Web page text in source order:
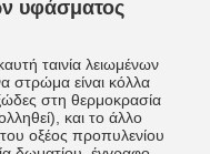
υφάσματος
ταινία λειωμένων
στρώμα είναι κόλλα
στη θερμοκρασία
και το άλλο
οξέος προπυλενίου